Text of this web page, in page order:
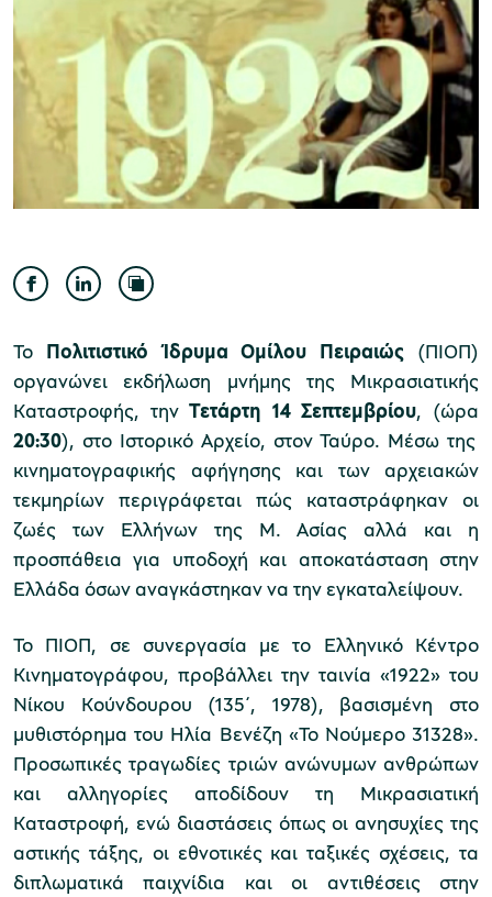
Μουσείο Ελιάς και Ελληνικού Λαδιού
Λέσβου
Μουσείο Πλινθοκεραμοποιίας N. & Σ.
Τσαλαπάτα
Μουσείο Μαρμαροτεχνίας
Μουσείο Περιβάλλοντος Στυμφαλίας
Μουσείο Μαστίχας Χίου
Το Πολιτιστικό Ίδρυμα Ομίλου Πειραιώς (ΠΙΟΠ)
οργανώνει εκδήλωση μνήμης της Μικρασιατικής
Καταστροφής, τηνΤετάρτη 14 Σεπτεμβρίου, (ώρα
20:30), στο Ιστορικό Αρχείο, στον Ταύρο. Μέσω της
κινηματογραφικής αφήγησης και των αρχειακών
τεκμηρίων περιγράφεται πώς καταστράφηκαν οι
ζωές των Ελλήνων της Μ. Ασίας αλλά και η
προσπάθεια για υποδοχή και αποκατάσταση στην
Ελλάδα όσων αναγκάστηκαν να την εγκαταλείψουν.
Το ΠΙΟΠ, σε συνεργασία με το Ελληνικό Κέντρο
Κινηματογράφου, προβάλλει την ταινία «1922» του
Νίκου Κούνδουρου (135΄, 1978), βασισμένη στο
μυθιστόρημα του Ηλία Βενέζη «Το Νούμερο 31328».
Προσωπικές τραγωδίες τριών ανώνυμων ανθρώπων
και αλληγορίες αποδίδουν τη Μικρασιατική
Καταστροφή, ενώ διαστάσεις όπως οι ανησυχίες της
αστικής τάξης, οι εθνοτικές και ταξικές σχέσεις, τα
διπλωματικά παιχνίδια και οι αντιθέσεις στην